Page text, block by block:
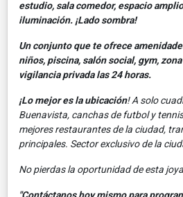
estudio, sala comedor, espacio
iluminación. ¡Lado sombra!
Un conjunto que te ofrece
niños, piscina, salón social, gym,
vigilancia privada las 24 horas.
¡Lo mejor es la ubicación! A solo
Buenavista, canchas de futbol y
mejores restaurantes de la ciudad,
principales. Sector exclusivo de la
No pierdas la oportunidad de esta